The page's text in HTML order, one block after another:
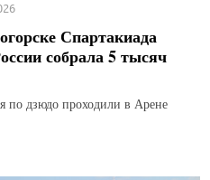
Спартакиада
собрала 5 тысяч
по дзюдо проходили в Арене